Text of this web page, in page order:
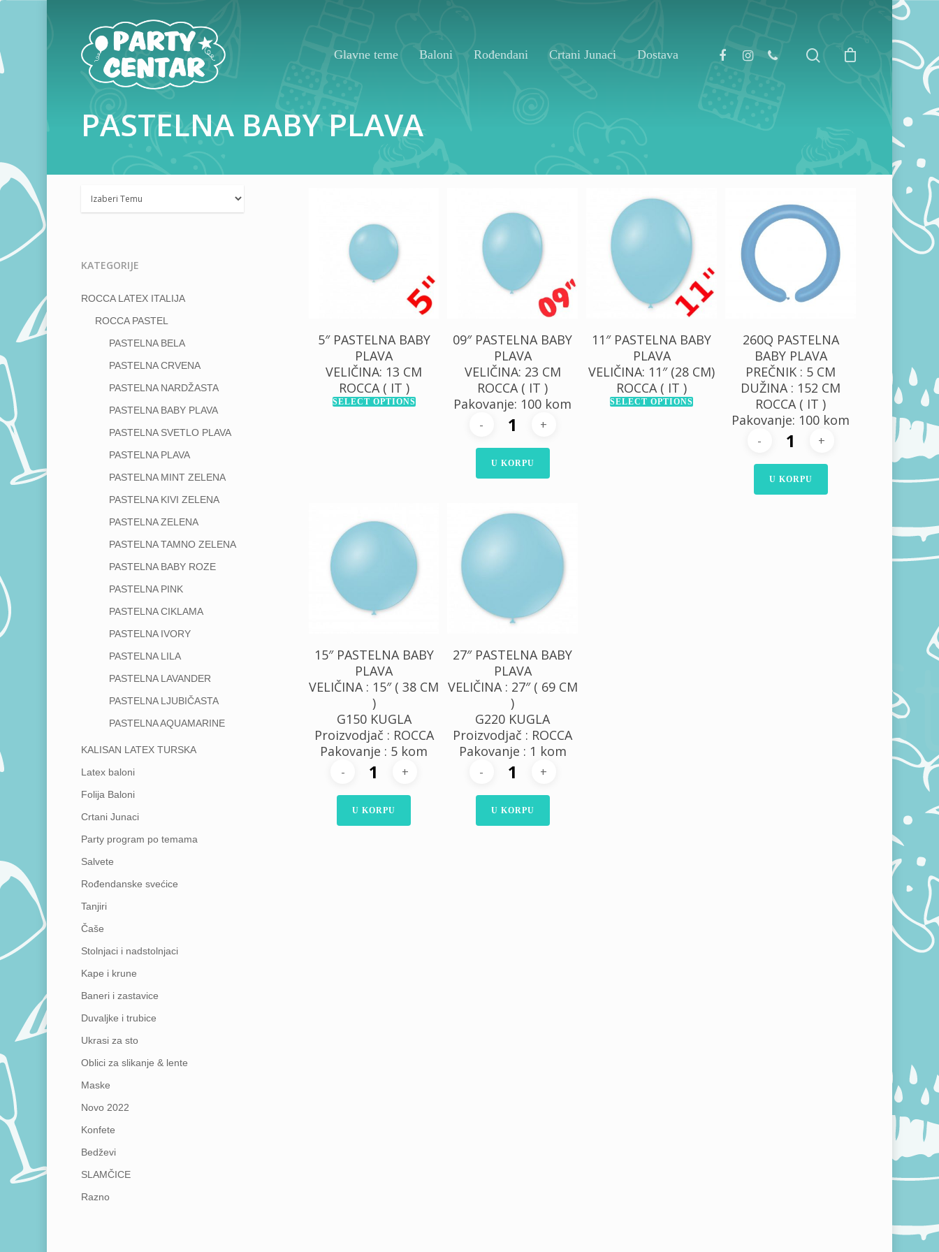
Glavne teme Baloni Rođendani Crtani Junaci Dostava
PASTELNA BABYPLAVA
KATEGORIJE
ROCCA LATEX ITALIJA
ROCCA PASTEL
PASTELNA BELA
PASTELNA CRVENA
PASTELNA NARDŽASTA
PASTELNA BABY PLAVA
PASTELNA SVETLO PLAVA
PASTELNA PLAVA
PASTELNA MINT ZELENA
PASTELNA KIVI ZELENA
PASTELNA ZELENA
PASTELNA TAMNO ZELENA
PASTELNA BABY ROZE
PASTELNA PINK
PASTELNA CIKLAMA
PASTELNA IVORY
PASTELNA LILA
PASTELNA LAVANDER
PASTELNA LJUBIČASTA
PASTELNA AQUAMARINE
KALISAN LATEX TURSKA
Latex baloni
Folija Baloni
Crtani Junaci
Party program po temama
Salvete
Rođendanske svećice
Tanjiri
Čaše
Stolnjaci i nadstolnjaci
Kape i krune
Baneri i zastavice
Duvaljke i trubice
Ukrasi za sto
Oblici za slikanje & lente
Maske
Novo 2022
Konfete
Bedževi
SLAMČICE
Razno
175,00RSD
500,00
RSD
5″ PASTELNA BABY
PLAVA
VELIČINA: 13 CM
ROCCA ( IT )
SELECT OPTIONS
700,00 RSD
09″ PASTELNA BABY
PLAVA
VELIČINA: 23 CM
ROCCA ( IT )
Pakovanje: 100 kom
U KORPU
130,00
RSD
1.000,00
RSD
11″ PASTELNA BABY
PLAVA
VELIČINA: 11″ (28 CM)
ROCCA ( IT )
SELECT OPTIONS
800,00 RSD
260Q PASTELNA
BABY PLAVA
PREČNIK : 5 CM
DUŽINA : 152 CM
ROCCA ( IT )
Pakovanje: 100 kom
U KORPU
325,00 RSD
15″ PASTELNA BABY
PLAVA
VELIČINA : 15″ ( 38 CM
)
G150 KUGLA
Proizvodjač : ROCCA
Pakovanje : 5 kom
U KORPU
27″ PASTELNA BABY
PLAVA
VELIČINA : 27″ ( 69 CM
)
G220 KUGLA
Proizvodjač : ROCCA
Pakovanje : 1 kom
U KORPU